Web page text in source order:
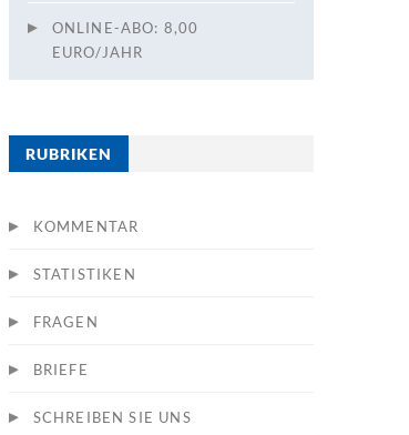
ONLINE-ABO: 8,00
EURO/JAHR
RUBRIKEN
KOMMENTAR
STATISTIKEN
FRAGEN
BRIEFE
SCHREIBEN SIE UNS